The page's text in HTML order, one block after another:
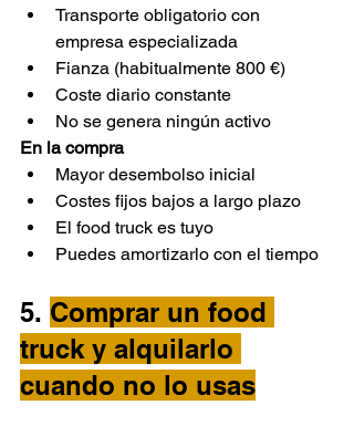
Transporte obligatorio con
empresa especializada
Fianza (habitualmente 800 €)
Coste diario constante
No se genera ningún activo
En la compra
Mayor desembolso inicial
Costes fijos bajos a largo plazo
El food truck es tuyo
Puedes amortizarlo con el tiempo
5. Comprar un food
truck y alquilarlo
cuando no lo usas